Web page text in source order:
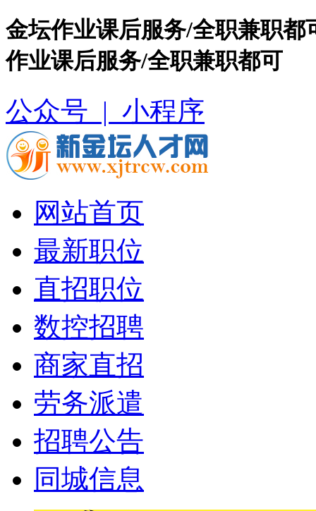
金坛作业课后服务/全职兼职
作业课后服务/全职兼职都可
公众号 | 小程序
网站首页
最新职位
直招职位
数控招聘
商家直招
劳务派遣
招聘公告
同城信息